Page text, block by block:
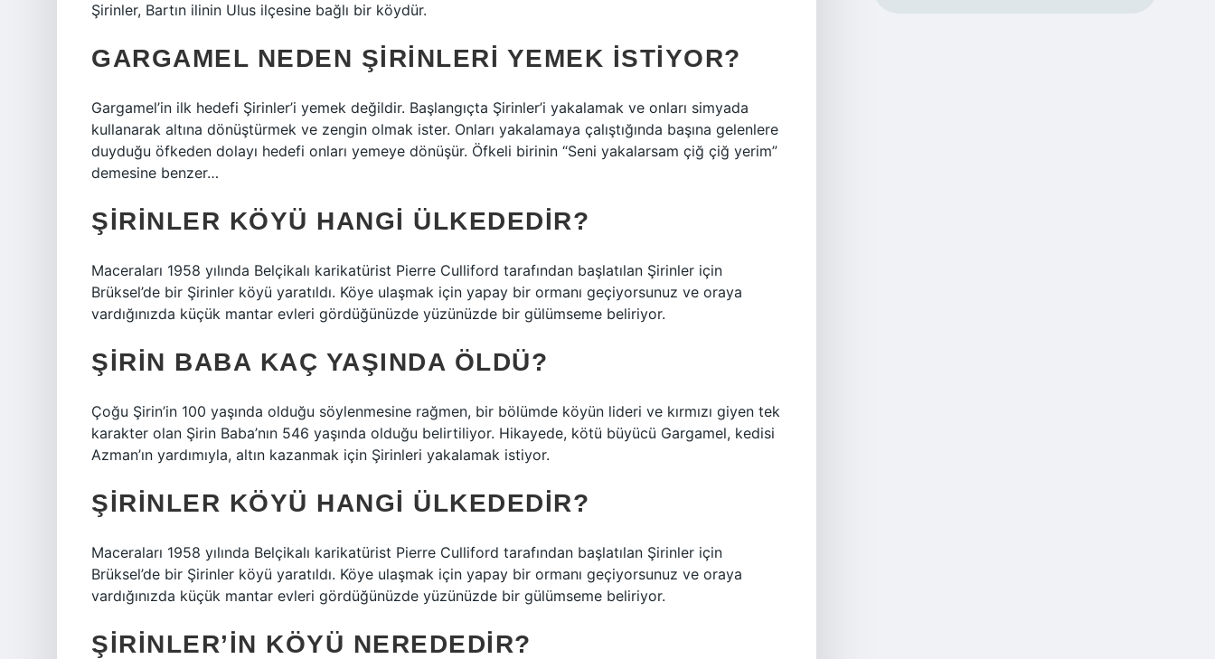
Şirinler, Bartın ilinin Ulus ilçesine bağlı bir köydür.
GARGAMEL NEDEN ŞIRINLERI YEMEK ISTIYOR?
Gargamel’in ilk hedefi Şirinler’i yemek değildir. Başlangıçta Şirinler’i yakalamak ve onları simyada
kullanarak altına dönüştürmek ve zengin olmak ister. Onları yakalamaya çalıştığında başına gelenlere
duyduğu öfkeden dolayı hedefi onları yemeye dönüşür. Öfkeli birinin “Seni yakalarsam çiğ çiğ yerim”
demesine benzer…
ŞIRINLER KÖYÜ HANGI ÜLKEDEDIR?
Maceraları 1958 yılında Belçikalı karikatürist Pierre Culliford tarafından başlatılan Şirinler için
Brüksel’de bir Şirinler köyü yaratıldı. Köye ulaşmak için yapay bir ormanı geçiyorsunuz ve oraya
vardığınızda küçük mantar evleri gördüğünüzde yüzünüzde bir gülümseme beliriyor.
ŞIRIN BABA KAÇ YAŞINDA ÖLDÜ?
Çoğu Şirin’in 100 yaşında olduğu söylenmesine rağmen, bir bölümde köyün lideri ve kırmızı giyen tek
karakter olan Şirin Baba’nın 546 yaşında olduğu belirtiliyor. Hikayede, kötü büyücü Gargamel, kedisi
Azman’ın yardımıyla, altın kazanmak için Şirinleri yakalamak istiyor.
ŞIRINLER KÖYÜ HANGI ÜLKEDEDIR?
Maceraları 1958 yılında Belçikalı karikatürist Pierre Culliford tarafından başlatılan Şirinler için
Brüksel’de bir Şirinler köyü yaratıldı. Köye ulaşmak için yapay bir ormanı geçiyorsunuz ve oraya
vardığınızda küçük mantar evleri gördüğünüzde yüzünüzde bir gülümseme beliriyor.
ŞIRINLER’IN KÖYÜ NEREDEDIR?